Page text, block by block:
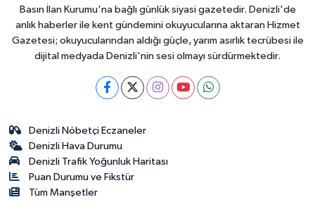
Basın İlan Kurumu'na bağlı günlük siyasi gazetedir. Denizli'de
anlık haberler ile kent gündemini okuyucularına aktaran Hizmet
Gazetesi; okuyucularından aldığı güçle, yarım asırlık tecrübesi ile
dijital medyada Denizli'nin sesi olmayı sürdürmektedir.
Denizli Nöbetçi Eczaneler
Denizli Hava Durumu
Denizli Trafik Yoğunluk Haritası
Puan Durumu ve Fikstür
Tüm Manşetler